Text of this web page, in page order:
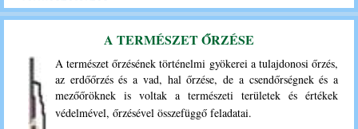
A TERMÉSZET ŐRZÉSE
A természet őrzésének történelmi gyökerei a tulajdonosi őrzés,
az erdőőrzés és a vad, hal őrzése, de a csendőrségnek és a
mezőőröknek is voltak a természeti területek és értékek
védelmével, őrzésével összefüggő feladatai.